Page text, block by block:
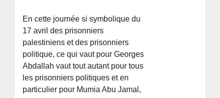
En cette journée si symbolique du
17 avril des prisonniers
palestiniens et des prisonniers
politique, ce qui vaut pour Georges
Abdallah vaut tout autant pour tous
les prisonniers politiques et en
particulier pour Mumia Abu Jamal,